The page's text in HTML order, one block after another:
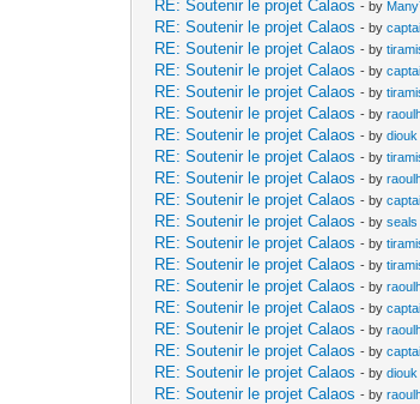
RE: Soutenir le projet Calaos - by
RE: Soutenir le projet Calaos - by
RE: Soutenir le projet Calaos - by
RE: Soutenir le projet Calaos - by
RE: Soutenir le projet Calaos - by
RE: Soutenir le projet Calaos - by
RE: Soutenir le projet Calaos - bydiouk
RE: Soutenir le projet Calaos - by
RE: Soutenir le projet Calaos - by
RE: Soutenir le projet Calaos - by
RE: Soutenir le projet Calaos - byseals
RE: Soutenir le projet Calaos - by
RE: Soutenir le projet Calaos - by
RE: Soutenir le projet Calaos - by
RE: Soutenir le projet Calaos - by
RE: Soutenir le projet Calaos - by
RE: Soutenir le projet Calaos - by
RE: Soutenir le projet Calaos - bydiouk
RE: Soutenir le projet Calaos - by